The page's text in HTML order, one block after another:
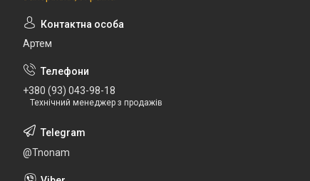
Артем
+380 (93) 043-98-18
Технічний менеджер з продажів
@Tnonam